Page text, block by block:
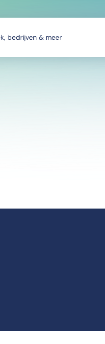
bedrijven & meer